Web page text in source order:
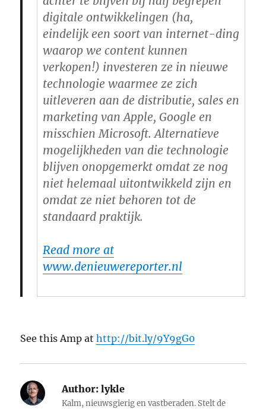
digitale ontwikkelingen (ha,
eindelijk een soort van internet-ding
waarop we content kunnen
verkopen!) investeren ze in nieuwe
technologie waarmee ze zich
uitleveren aan de distributie, sales en
marketing van Apple, Google en
misschien Microsoft. Alternatieve
mogelijkheden van die technologie
blijven onopgemerkt omdat ze nog
niet helemaal uitontwikkeld zijn en
omdat ze niet behoren tot de
standaard praktijk.
Read more at
www.denieuwereporter.nl
See this Amp athttp://bit.ly/9Y9gG0
Author: lykle
Kalm, nieuwsgierig en vastberaden. Stelt de